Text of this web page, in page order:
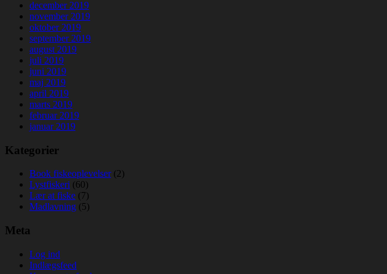
december 2019
november 2019
oktober 2019
september 2019
august 2019
juli 2019
juni 2019
maj 2019
april 2019
marts 2019
februar 2019
januar 2019
Kategorier
Book fiskeoplevelser(2)
Lystfiskeri (60)
Lær at fiske (7)
Madlavning (5)
Meta
Log ind
Indlægsfeed